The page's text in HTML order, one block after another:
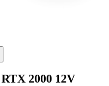
2000 12V